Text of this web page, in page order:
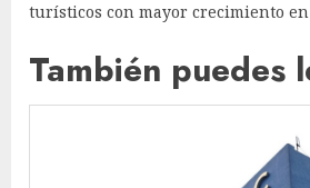
turísticos con mayor crecimiento
También puedes